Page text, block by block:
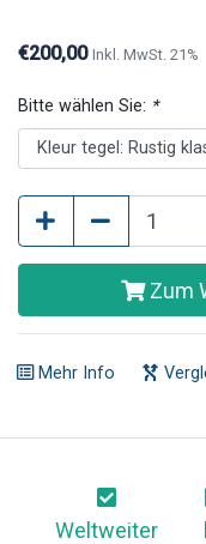
€200,00 Inkl. MwSt. 21%
Bitte wählen Sie: *
Zum
Mehr Info
Weltweiter